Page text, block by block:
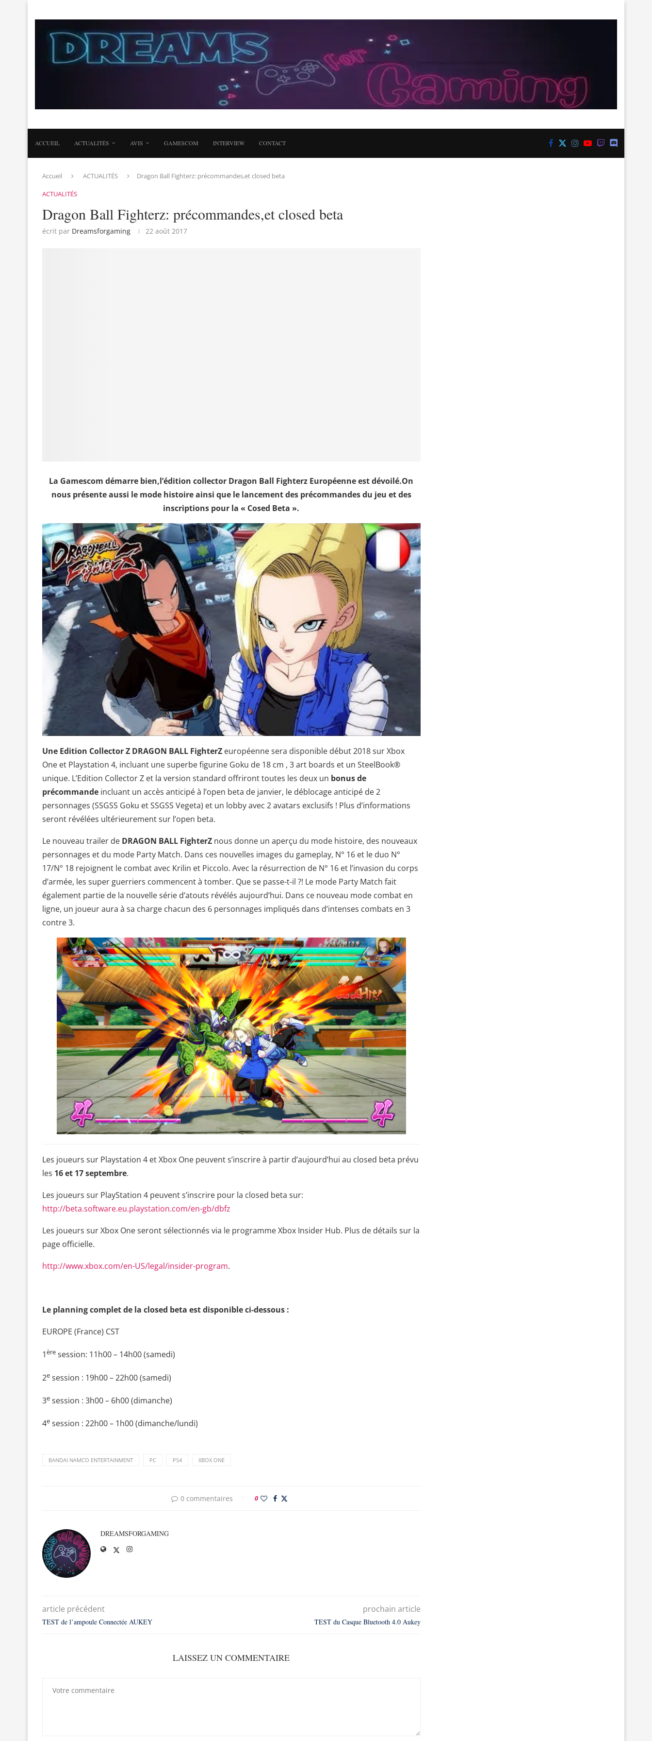
ACCUEIL ACTUALITÉS AVIS GAMESCOM INTERVIEW CONTACT
Accueil ACTUALITÉS Dragon Ball Fighterz: précommandes,et closed beta
ACTUALITÉS
Dragon Ball Fighterz: précommandes,et closed beta
écrit par Dreamsforgaming 22 août 2017
La Gamescom démarre bien,l’édition collector Dragon Ball Fighterz Européenne est dévoilé.On
nous présente aussi le mode histoire ainsi que le lancement des précommandes du jeu et des
inscriptions pour la « Cosed Beta ».
Une Edition Collector Z DRAGON BALL FighterZ européenne sera disponible début 2018 sur Xbox
One et Playstation 4, incluant une superbe figurine Goku de 18 cm , 3 art boards et un SteelBook®
unique. L’Edition Collector Z et la version standard offriront toutes les deux un bonus de
précommande incluant un accès anticipé à l’open beta de janvier, le déblocage anticipé de 2
personnages (SSGSS Goku et SSGSS Vegeta) et un lobby avec 2 avatars exclusifs ! Plus d’informations
seront révélées ultérieurement sur l’open beta.
Le nouveau trailer de DRAGON BALL FighterZ nous donne un aperçu du mode histoire, des nouveaux
personnages et du mode Party Match. Dans ces nouvelles images du gameplay, N° 16 et le duo N°
17/N° 18 rejoignent le combat avec Krilin et Piccolo. Avec la résurrection de N° 16 et l’invasion du corps
d’armée, les super guerriers commencent à tomber. Que se passe-t-il ?! Le mode Party Match fait
également partie de la nouvelle série d’atouts révélés aujourd’hui. Dans ce nouveau mode combat en
ligne, un joueur aura à sa charge chacun des 6 personnages impliqués dans d’intenses combats en 3
contre 3.
Les joueurs sur Playstation 4 et Xbox One peuvent s’inscrire à partir d’aujourd’hui au closed beta prévu
les 16 et 17 septembre.
Les joueurs sur PlayStation 4 peuvent s’inscrire pour la closed beta sur:
http://beta.software.eu.playstation.com/en-gb/dbfz
Les joueurs sur Xbox One seront sélectionnés via le programme Xbox Insider Hub. Plus de détails sur la
page officielle.
http://www.xbox.com/en-US/legal/insider-program.
Le planning complet de la closed beta est disponible ci-dessous :
EUROPE (France) CST
1ère session: 11h00 – 14h00 (samedi)
2e session : 19h00 – 22h00 (samedi)
3e session : 3h00 – 6h00 (dimanche)
4e session : 22h00 – 1h00 (dimanche/lundi)
BANDAI NAMCO ENTERTAINMENT PC PS4 XBOX ONE
0 commentaires 0
DREAMSFORGAMING
article précédent
TEST de l’ampoule Connectée AUKEY
prochain article
TEST du Casque Bluetooth 4.0 Aukey
LAISSEZ UN COMMENTAIRE